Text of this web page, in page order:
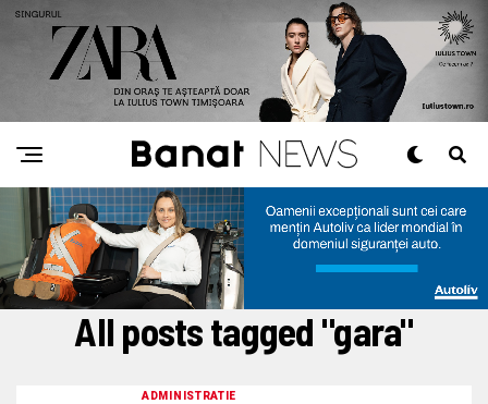
All posts tagged "gara"
ADMINISTRATIE